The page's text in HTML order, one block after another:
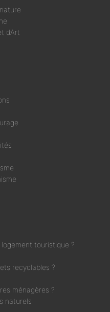
d’Art
touristique ?
recyclables ?
ménagères ?
naturels